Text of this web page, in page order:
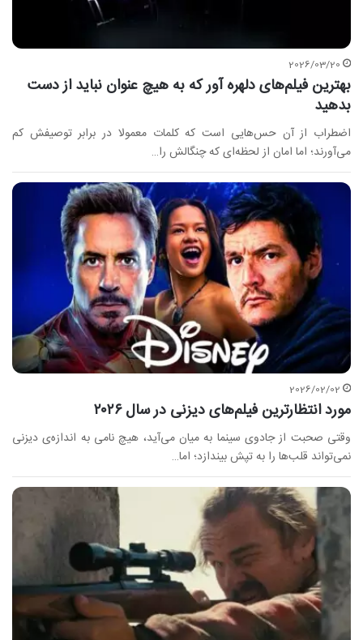
2026/03/20
بهترین فیلم‌های دلهره آور که به هیچ عنوان نباید از دست
بدهید
اضطراب از آن حس‌هایی است که کلمات معمولا در برابر توصیفش کم
می‌آورند؛ اما امان از لحظه‌ای که چنگالش را…
2026/02/02
مورد انتظار‌ترین فیلم‌های دیزنی در سال ۲۰۲۶
وقتی صحبت از جادوی سینما به میان می‌آید، هیچ نامی به اندازه‌ی دیزنی
نمی‌تواند قلب‌ها را به تپش بیندازد؛ اما…